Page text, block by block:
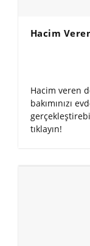
Hacim
Hacim veren
bakımınızı
tıklayın!